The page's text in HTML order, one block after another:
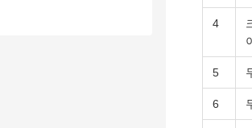
4
5
6